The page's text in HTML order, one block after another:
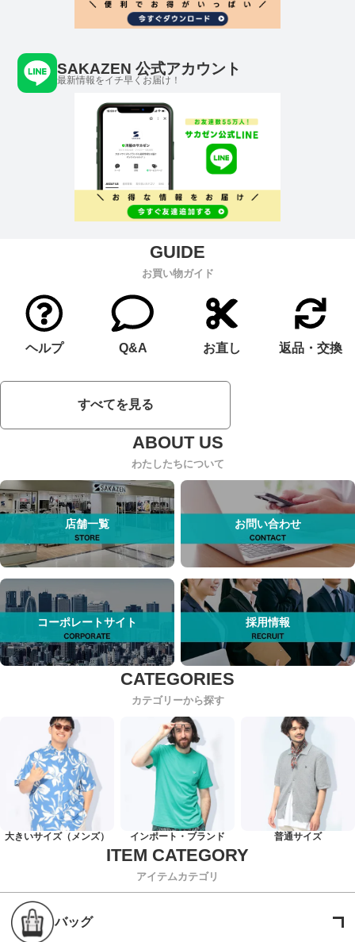
SAKAZEN 公式アカウント
最新情報をイチ早くお届け！
お買い物ガイド
ヘルプ Q&A お直し 返品・交換
すべてを見る
わたしたちについて
店舗一覧 お問い合わせ
コーポレートサイト 採用情報
カテゴリーから探す
大きいサイズ（メンズ） インポート・ブランド 普通サイズ
アイテムカテゴリ
バッグ